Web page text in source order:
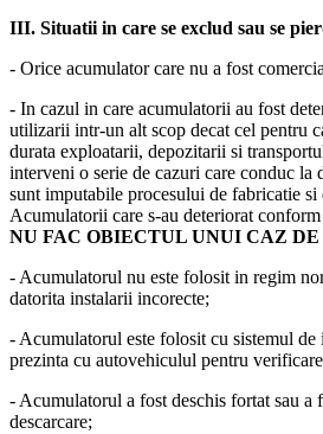
III. Situatii in care se exclud sau se
- Orice acumulator care nu a fost
- In cazul in care acumulatorii au fost
utilizarii intr-un alt scop decat cel pentru
durata exploatarii, depozitarii si
interveni o serie de cazuri care conduc la
sunt imputabile procesului de fabricatie si
Acumulatorii care s-au deteriorat
NU FAC OBIECTUL UNUI CAZ
- Acumulatorul nu este folosit in regim
datorita instalarii incorecte;
- Acumulatorul este folosit cu sistemul de
prezinta cu autovehiculul pentru
- Acumulatorul a fost deschis fortat sau a
descarcare;